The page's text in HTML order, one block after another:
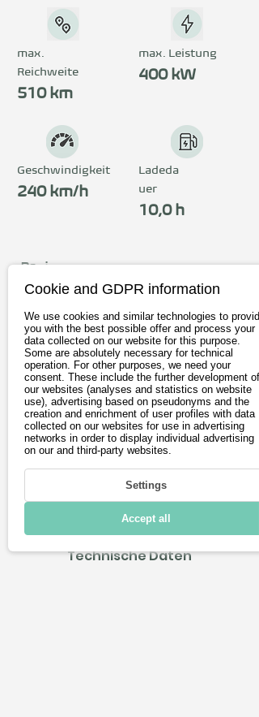
integriert das
Elektrokonzept
eindrucksvoll in der
Oberklasse.
max.
Reichweite
510 km
Geschwindigkeit
240 km/h
max. Leistung
400 kW
Ladeda
uer
10,0 h
Preis
ab 115.700€
inkl. 19% MwSt.
Zum Anbieter
Probefahrt buchen
Fahren
Laden & Reichweite
Konnektivität
Technische Daten
Cookie and GDPR information
We use cookies and similar technologies to provide
you with the best possible offer and process your
data collected on our website for this purpose.
Some are absolutely necessary for technical
operation. For other purposes, we need your
consent. These include the further development of
our websites (analyses and statistics on website
use), advertising based on pseudonyms and the
creation and enrichment of user profiles with data
collected on our websites for use in advertising
networks in order to display individual advertising
on our and third-party websites.
Settings
Accept all